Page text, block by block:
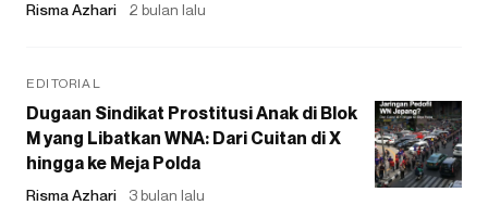
Risma Azhari 2 bulan lalu
EDITORIAL
Dugaan Sindikat Prostitusi Anak di Blok
M yang Libatkan WNA: Dari Cuitan di X
hingga ke Meja Polda
Risma Azhari 3 bulan lalu